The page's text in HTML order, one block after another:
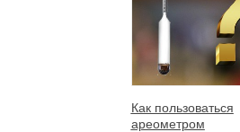
Как пользоваться
ареометром